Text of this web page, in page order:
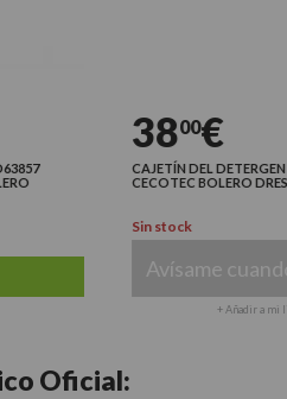
3800€
CAJETÍN DEL
CECOTEC BOLERO
Sin stock
Avísame
+ Añadir a mi
Oficial: